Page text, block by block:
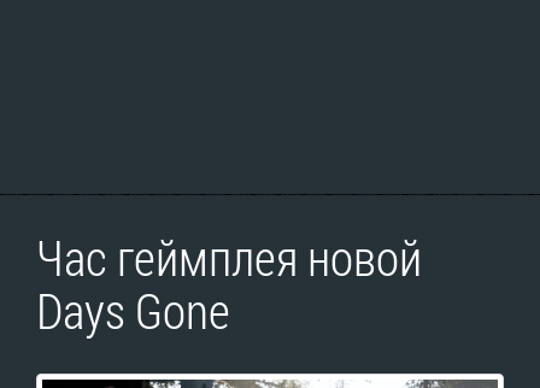
Час геймплея новой
Days Gone